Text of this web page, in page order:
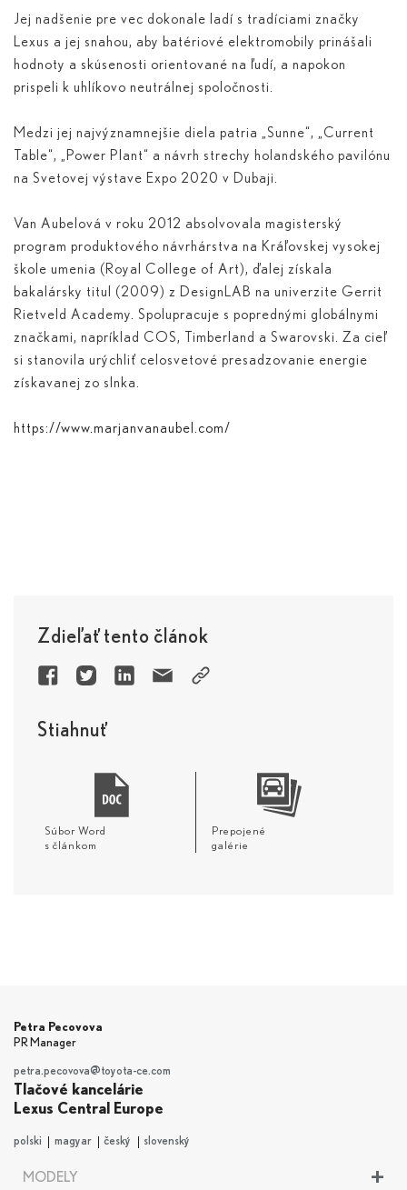
Jej nadšenie pre vec dokonale ladí s tradíciami značky
Lexus a jej snahou, aby batériové elektromobily prinášali
hodnoty a skúsenosti orientované na ľudí, a napokon
prispeli k uhlíkovo neutrálnej spoločnosti.
Medzi jej najvýznamnejšie diela patria „Sunne“, „Current
Table“, „Power Plant“ a návrh strechy holandského pavilónu
na Svetovej výstave Expo 2020 v Dubaji.
Van Aubelová v roku 2012 absolvovala magisterský
program produktového návrhárstva na Kráľovskej vysokej
škole umenia (Royal College of Art), ďalej získala
bakalársky titul (2009) z DesignLAB na univerzite Gerrit
Rietveld Academy. Spolupracuje s poprednými globálnymi
značkami, napríklad COS, Timberland a Swarovski. Za cieľ
si stanovila urýchliť celosvetové presadzovanie energie
získavanej zo slnka.
https://www.marjanvanaubel.com/
Stiahnuť
Súbor Word
s článkom
Prepojené
galérie
Zdieľať tento článok
Petra Pecovova
PR Manager
petra.pecovova@toyota-ce.com
Tlačové kancelárie
Lexus Central Europe
polski magyar český slovenský
+
MODELY